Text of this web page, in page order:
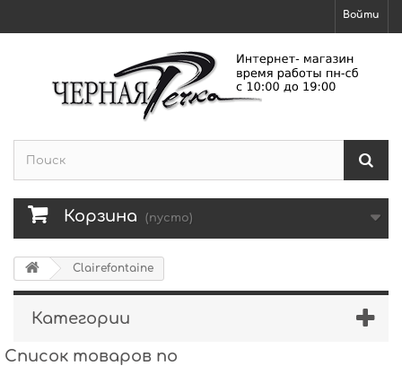
Войти
Корзина (пусто)
Clairefontaine
Категории
Список товаров по